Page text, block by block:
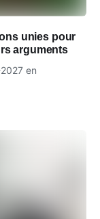
unies pour
arguments
en